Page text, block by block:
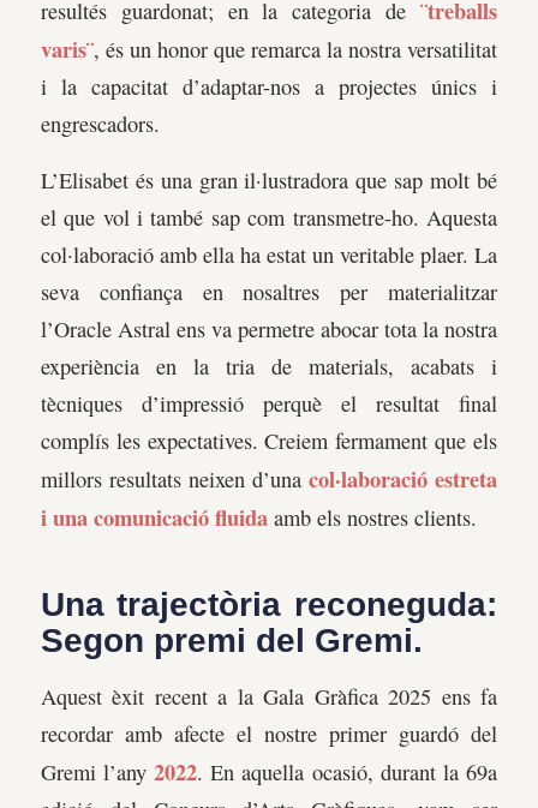
resultés guardonat; en la categoria de ¨treballs
varis¨, és un honor que remarca la nostra versatilitat
i la capacitat d’adaptar-nos a projectes únics i
engrescadors.
L’Elisabet és una gran il·lustradora que sap molt bé
el que vol i també sap com transmetre-ho. Aquesta
col·laboració amb ella ha estat un veritable plaer. La
seva confiança en nosaltres per materialitzar
l’Oracle Astral ens va permetre abocar tota la nostra
experiència en la tria de materials, acabats i
tècniques d’impressió perquè el resultat final
complís les expectatives. Creiem fermament que els
millors resultats neixen d’unacol·laboració estreta
i una comunicació fluidaamb els nostres clients.
Una trajectòria reconeguda:
Segon premi del Gremi.
Aquest èxit recent a la Gala Gràfica 2025 ens fa
recordar amb afecte el nostre primer guardó del
Gremi l’any2022. En aquella ocasió, durant la 69a